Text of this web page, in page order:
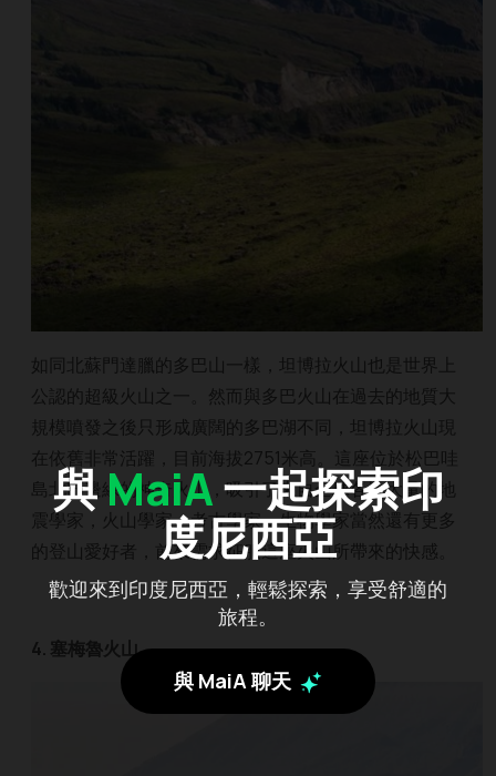
與MaiA一起探索印
度尼西亞
歡迎來到印度尼西亞，輕鬆探索，享受舒適的
旅程。
與 MaiA 聊天
如同北蘇門達臘的多巴山一樣，坦博拉火山也是世界上
公認的超級火山之一。然而與多巴火山在過去的地質大
規模噴發之後只形成廣闊的多巴湖不同，坦博拉火山現
在依舊非常活躍，目前海拔2751米高。這座位於松巴哇
島北部邊緣的神奇火山，吸引了來自全球各地大量的地
震學家，火山學家，考古學家，生物學家當然還有更多
的登山愛好者，前來需求征服這座火山所帶來的快感。
4. 塞梅魯火山